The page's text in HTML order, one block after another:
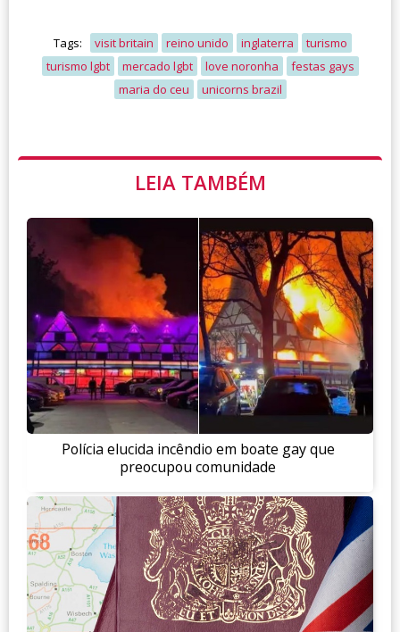
Tags: visit britain reino unido inglaterra
turismo
turismo lgbt
mercado lgbt love noronha
festas gays
maria do ceu
unicorns brazil
LEIA TAMBÉM
Polícia elucida incêndio em boate gay que
preocupou comunidade